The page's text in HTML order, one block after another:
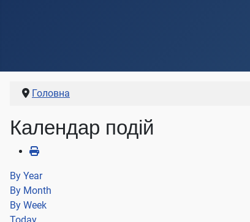
Головна
Календар подій
By Year
By Month
By Week